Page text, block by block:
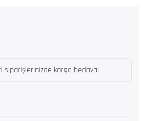
siparişlerinizde kargo bedava!